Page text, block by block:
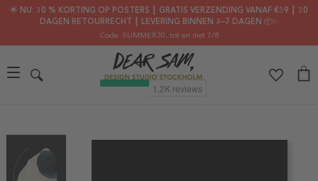
🌟 NU: 30 % KORTING OP POSTERS ┃ GRATIS VERZENDING VANAF €39 ┃ 30
DAGEN RETOURRECHT ┃ LEVERING BINNEN 2–7 DAGEN 📦✨
Code: SUMMER30, tot en met 7/8